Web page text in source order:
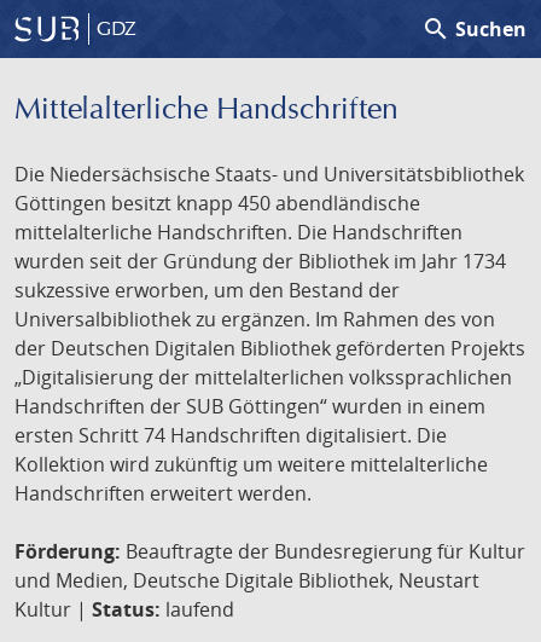
GDZ search Suchen
Mittelalterliche Handschriften
Die Niedersächsische Staats- und Universitätsbibliothek
Göttingen besitzt knapp 450 abendländische
mittelalterliche Handschriften. Die Handschriften
wurden seit der Gründung der Bibliothek im Jahr 1734
sukzessive erworben, um den Bestand der
Universalbibliothek zu ergänzen. Im Rahmen des von
der Deutschen Digitalen Bibliothek geförderten Projekts
„Digitalisierung der mittelalterlichen volkssprachlichen
Handschriften der SUB Göttingen“ wurden in einem
ersten Schritt 74 Handschriften digitalisiert. Die
Kollektion wird zukünftig um weitere mittelalterliche
Handschriften erweitert werden.
Förderung: Beauftragte der Bundesregierung für Kultur
und Medien, Deutsche Digitale Bibliothek, Neustart
Kultur | Status: laufend